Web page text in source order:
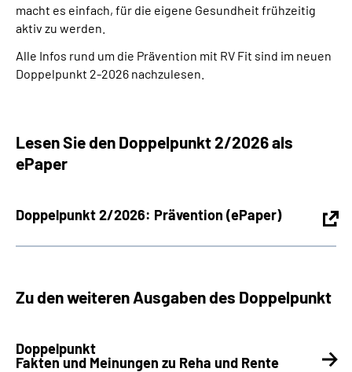
macht es einfach, für die eigene Gesundheit frühzeitig
aktiv zu werden.
Alle Infos rund um die Prävention mit RV Fit sind im neuen
Doppelpunkt 2-2026 nachzulesen.
Lesen Sie den Doppelpunkt 2/2026 als
ePaper
Doppelpunkt 2/2026: Prävention (ePaper)
Zu den weiteren Ausgaben des Doppelpunkt
Doppelpunkt­
Fakten und Meinungen zu Reha und Rente